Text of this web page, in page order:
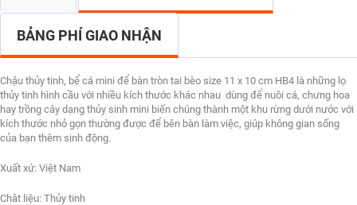
BẢNG PHÍ GIAO NHẬN
Chậu thủy tinh, bể cá mini để bàn tròn tai bèo size 11 x 10 cm HB4 là những lọ
thủy tinh hình cầu với nhiều kích thước khác nhau dùng để nuôi cá, chưng hoa
hay trồng cây dạng thủy sinh mini biến chúng thành một khu rừng dưới nước với
kích thước nhỏ gọn thường được để bên bàn làm việc, giúp không gian sống
của bạn thêm sinh động.
Xuất xứ: Việt Nam
Chât liệu: Thủy tinh